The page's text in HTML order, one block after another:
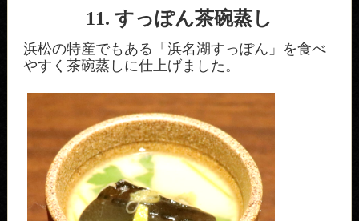
11. すっぽん茶碗蒸し
浜松の特産でもある「浜名湖すっぽん」を食べ
やすく茶碗蒸しに仕上げました。